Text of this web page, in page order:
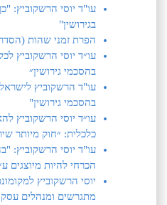
עו"ד יוסי הרשקוביץ:
בגירושין"
הפרת זמני שהות
עו״ד יוסי הרשקוביץ
בהסכמי גירושין״
עו"ד הרשקוביץ
בהסכמי גירושין"
עו״ד יוסי הרשקוביץ
כלכלית: ״חוק מיותר
עו"ד יוסי הרשקוביץ:
הכרחי להיות מיוצגים
יוסי הרשקוביץ
מתגרשים ומנהלים